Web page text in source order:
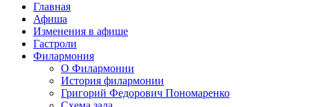
Главная
Афиша
Изменения в афише
Гастроли
Филармония
О Филармонии
История филармонии
Григорий Федорович Пономаренко